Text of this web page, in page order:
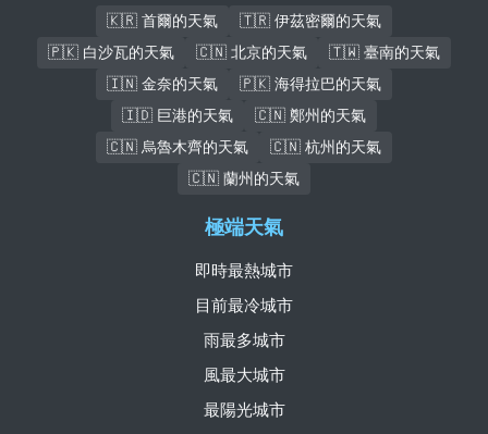
🇰🇷 首爾的天氣
🇹🇷 伊茲密爾的天氣
🇵🇰 白沙瓦的天氣
🇨🇳 北京的天氣
🇹🇼 臺南的天氣
🇮🇳 金奈的天氣
🇵🇰 海得拉巴的天氣
🇮🇩 巨港的天氣
🇨🇳 鄭州的天氣
🇨🇳 烏魯木齊的天氣
🇨🇳 杭州的天氣
🇨🇳 蘭州的天氣
極端天氣
即時最熱城市
目前最冷城市
雨最多城市
風最大城市
最陽光城市